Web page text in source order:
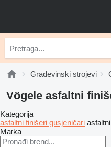
Građevinski strojevi
Vögele asfaltni
Kategorija
asfaltni finišeri gusjeničari
Marka